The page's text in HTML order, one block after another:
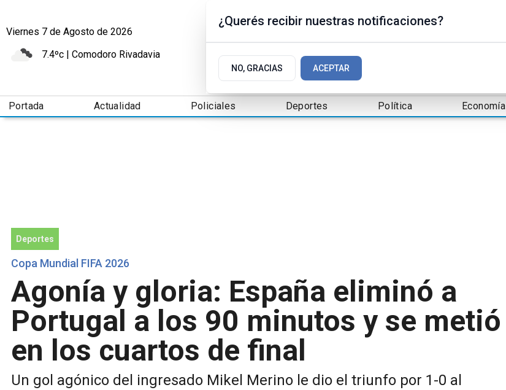
Viernes 7 de Agosto de 2026
7.4ºc | Comodoro Rivadavia
Portada Actualidad Policiales Deportes Política Economía
Deportes
Copa Mundial FIFA 2026
Agonía y gloria: España eliminó a
Portugal a los 90 minutos y se metió
en los cuartos de final
Un gol agónico del ingresado Mikel Merino le dio el triunfo por 1-0 al
¿Querés recibir nuestras notificaciones?
NO, GRACIAS ACEPTAR